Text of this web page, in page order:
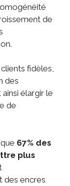
de
fidèles,
des
élargir le
de
67% des
plus
des encres